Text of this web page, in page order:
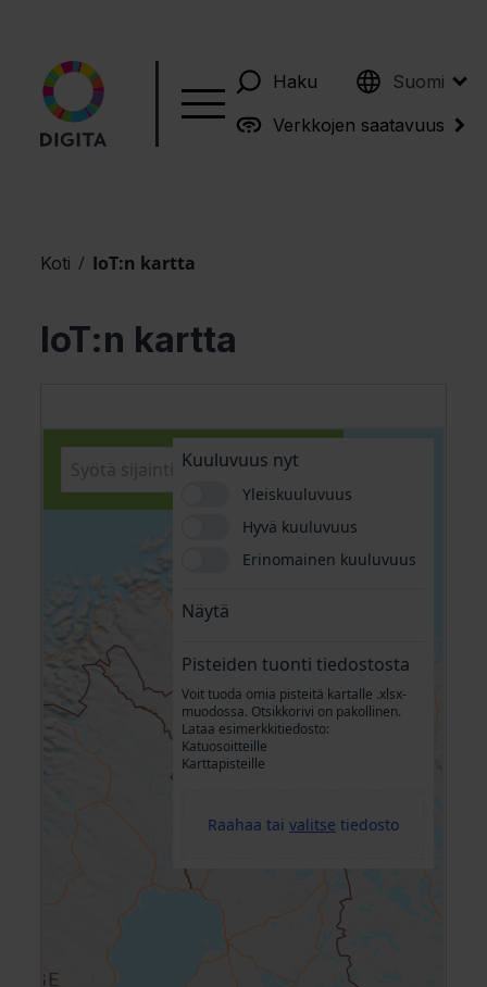
Haku Suomi
English
Verkkojen saatavuus
Koti / IoT:n kartta
IoT:n kartta